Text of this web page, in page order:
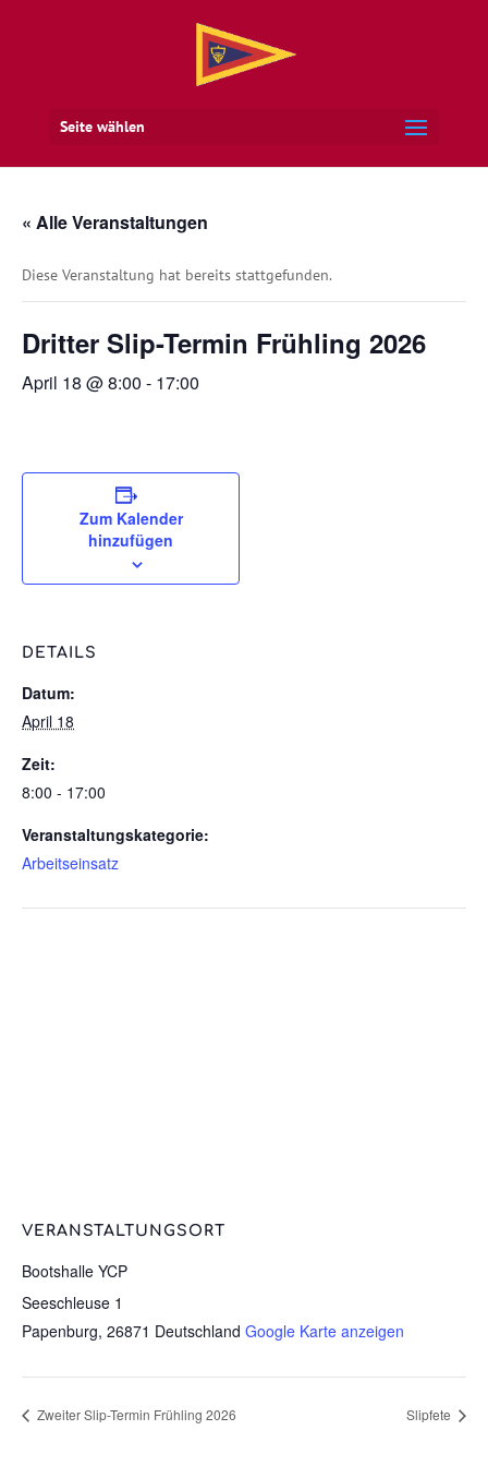
Seite wählen
« Alle Veranstaltungen
Diese Veranstaltung hat bereits stattgefunden.
Dritter Slip-Termin Frühling 2026
April 18 @ 8:00 - 17:00
Zum Kalender
hinzufügen
DETAILS
Datum:
April 18
Zeit:
8:00 - 17:00
Veranstaltungskategorie:
Arbeitseinsatz
VERANSTALTUNGSORT
Bootshalle YCP
Seeschleuse 1
Papenburg, 26871 Deutschland Google Karte anzeigen
Zweiter Slip-Termin Frühling 2026 Slipfete